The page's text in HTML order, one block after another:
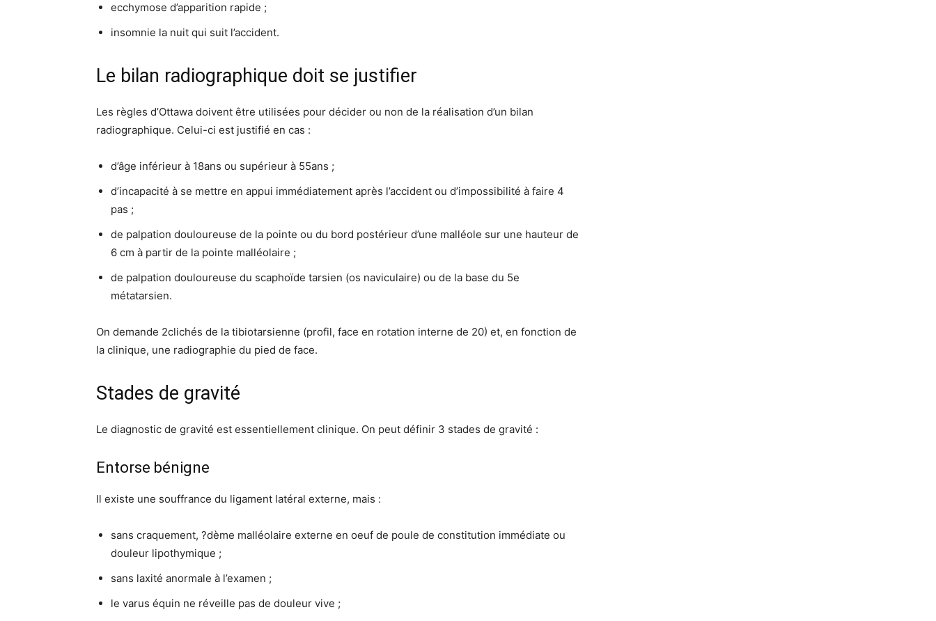
ecchymose d’apparition rapide ;
insomnie la nuit qui suit l’accident.
Le bilan radiographique doit se justifier
Les règles d’Ottawa doivent être utilisées pour décider ou non de la réalisation d’un bilan
radiographique. Celui-ci est justifié en cas :
d’âge inférieur à 18ans ou supérieur à 55ans ;
d’incapacité à se mettre en appui immédiatement après l’accident ou d’impossibilité à faire 4
pas ;
de palpation douloureuse de la pointe ou du bord postérieur d’une malléole sur une hauteur de
6 cm à partir de la pointe malléolaire ;
de palpation douloureuse du scaphoïde tarsien (os naviculaire) ou de la base du 5e
métatarsien.
On demande 2clichés de la tibiotarsienne (profil, face en rotation interne de 20) et, en fonction de
la clinique, une radiographie du pied de face.
Stades de gravité
Le diagnostic de gravité est essentiellement clinique. On peut définir 3 stades de gravité :
Entorse bénigne
Il existe une souffrance du ligament latéral externe, mais :
sans craquement, ?dème malléolaire externe en oeuf de poule de constitution immédiate ou
douleur lipothymique ;
sans laxité anormale à l’examen ;
le varus équin ne réveille pas de douleur vive ;